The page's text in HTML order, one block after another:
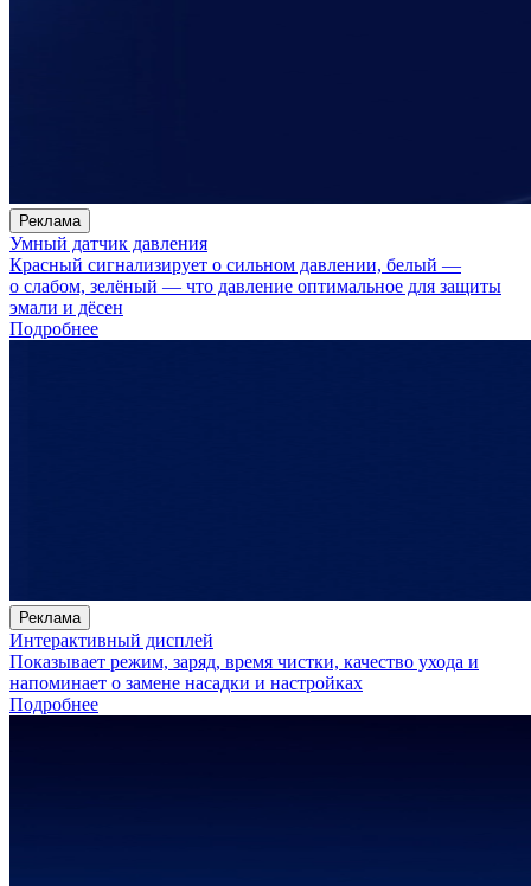
Реклама
Умный датчик давления
Красный сигнализирует о сильном давлении, белый —
о слабом, зелёный — что давление оптимальное для защиты
эмали и дёсен
Подробнее
Реклама
Интерактивный дисплей
Показывает режим, заряд, время чистки, качество ухода и
напоминает о замене насадки и настройках
Подробнее